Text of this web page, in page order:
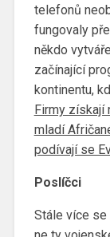
telefonů
fungovaly
někdo
začínající
kontinentu,
Firmy získají
mladí
podívají se
Poslíčci
Stále více se